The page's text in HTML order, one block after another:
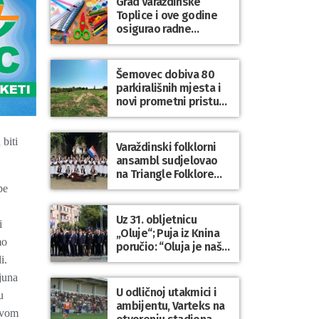
biti
Bartolovečki
Toplice i ove godine
osigurao radne
bilježnice i dodatni
obrazovni materijal za
sve osnovnoškolce
Šemovec dobiva 80
parkirališnih mjesta i
novi prometni pristup
groblju
Varaždinski folklorni
ansambl sudjelovao
na Triangle Folklore
Festivalu u Danskoj
Uz 31. obljetnicu
„Oluje“; Puja iz Knina
poručio: “Oluja je naša
najveća pobjeda,
simbol slobode i
zajedništva!”
U odličnoj utakmici i
ambijentu, Varteks na